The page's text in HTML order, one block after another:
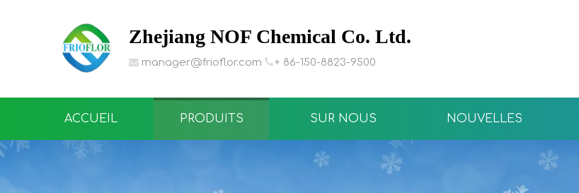
Zhejiang NOF Chemical Co. Ltd.
 manager@frioflor.com + 86-150-8823-9500
ACCUEIL PRODUITS SUR NOUS NOUVELLES